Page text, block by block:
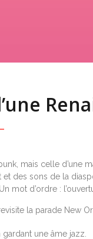
mais celle
des sons de la
mot d’ordre :
la parade New
une âme jazz.